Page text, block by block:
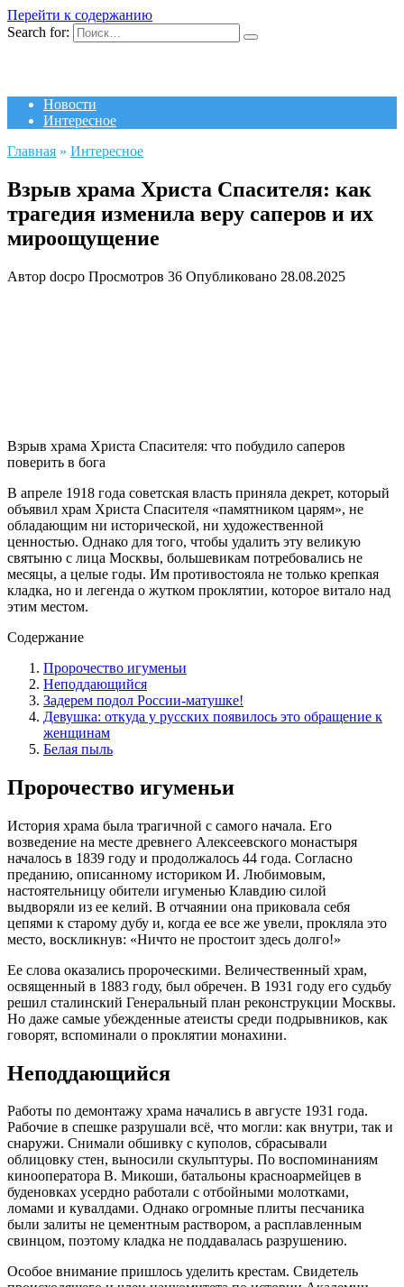
Перейти к содержанию
Search for:
Новости
Интересное
Главная » Интересное
Взрыв храма Христа Спасителя: как
трагедия изменила веру саперов и их
мироощущение
Автор docpo Просмотров 36 Опубликовано 28.08.2025
Взрыв храма Христа Спасителя: что побудило саперов
поверить в бога
В апреле 1918 года советская власть приняла декрет, который
объявил храм Христа Спасителя «памятником царям», не
обладающим ни исторической, ни художественной
ценностью. Однако для того, чтобы удалить эту великую
святыню с лица Москвы, большевикам потребовались не
месяцы, а целые годы. Им противостояла не только крепкая
кладка, но и легенда о жутком проклятии, которое витало над
этим местом.
Содержание
Пророчество игуменьи
Неподдающийся
Задерем подол России-матушке!
Девушка: откуда у русских появилось это обращение к
женщинам
Белая пыль
Пророчество игуменьи
История храма была трагичной с самого начала. Его
возведение на месте древнего Алексеевского монастыря
началось в 1839 году и продолжалось 44 года. Согласно
преданию, описанному историком И. Любимовым,
настоятельницу обители игуменью Клавдию силой
выдворяли из ее келий. В отчаянии она приковала себя
цепями к старому дубу и, когда ее все же увели, прокляла это
место, воскликнув: «Ничто не простоит здесь долго!»
Ее слова оказались пророческими. Величественный храм,
освященный в 1883 году, был обречен. В 1931 году его судьбу
решил сталинский Генеральный план реконструкции Москвы.
Но даже самые убежденные атеисты среди подрывников, как
говорят, вспоминали о проклятии монахини.
Неподдающийся
Работы по демонтажу храма начались в августе 1931 года.
Рабочие в спешке разрушали всё, что могли: как внутри, так и
снаружи. Снимали обшивку с куполов, сбрасывали
облицовку стен, выносили скульптуры. По воспоминаниям
кинооператора В. Микоши, батальоны красноармейцев в
буденовках усердно работали с отбойными молотками,
ломами и кувалдами. Однако огромные плиты песчаника
были залиты не цементным раствором, а расплавленным
свинцом, поэтому кладка не поддавалась разрушению.
Особое внимание пришлось уделить крестам. Свидетель